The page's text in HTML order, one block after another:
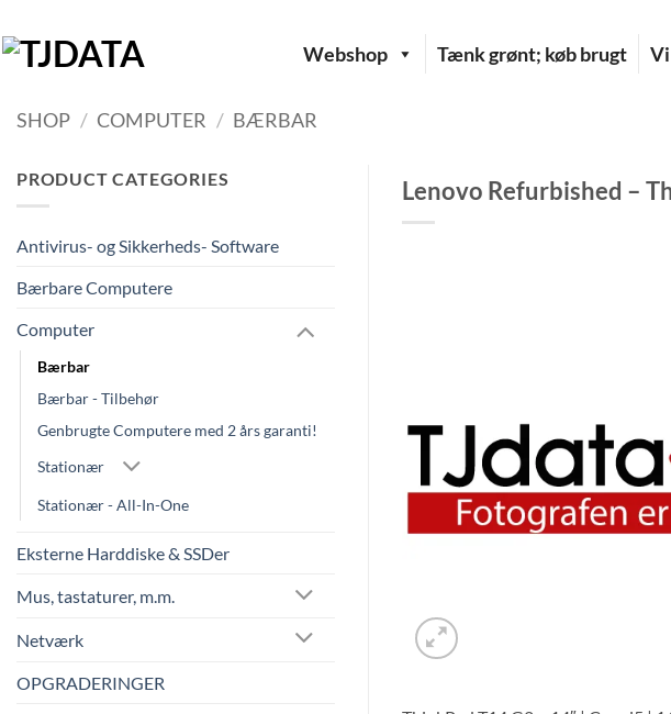
til
indhold
Webshop Tænk grønt; køb brugt
SHOP / COMPUTER / BÆRBAR
PRODUCT CATEGORIES
Antivirus- og Sikkerheds- Software
Bærbare Computere
Computer
Bærbar
Bærbar - Tilbehør
Genbrugte Computere med 2 års garanti!
Stationær
Stationær - All-In-One
Eksterne Harddiske & SSDer
Mus, tastaturer, m.m.
Netværk
OPGRADERINGER
Lenovo Refurbished –